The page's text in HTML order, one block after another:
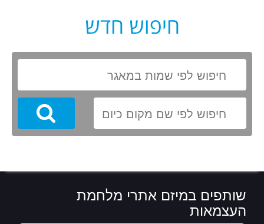
חיפוש חדש
Search
שותפים במיזם אתרי מלחמת
העצמאות